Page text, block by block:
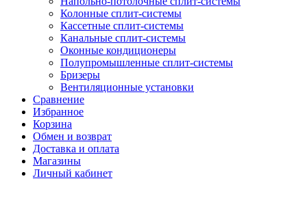
Колонные ​​сплит-системы
Кассетные сплит-системы
Канальные сплит-системы
Оконные кондиционеры
Полупромышленные сплит-системы
Бризеры
Вентиляционные установки
Сравнение
Избранное
Корзина
Обмен и возврат
Доставка и оплата
Магазины
Личный кабинет